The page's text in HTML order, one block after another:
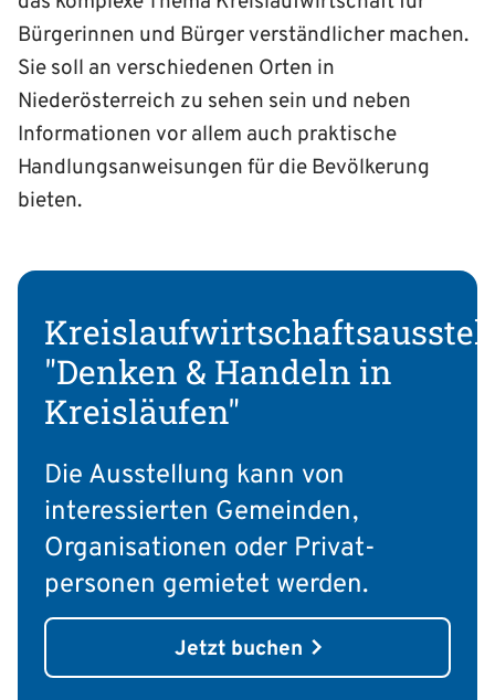
Bürgerinnen und Bürger verständlicher machen.
Sie soll an verschiedenen Orten in
Niederösterreich zu sehen sein und neben
Informationen vor allem auch praktische
Handlungs­anweisungen für die Bevölkerung
bieten.
"Denken & Handeln in
Kreisläufen"
Die Ausstellung kann von
interessierten Gemeinden,
Organisationen oder Privat­
personen gemietet werden.
Jetzt buchen